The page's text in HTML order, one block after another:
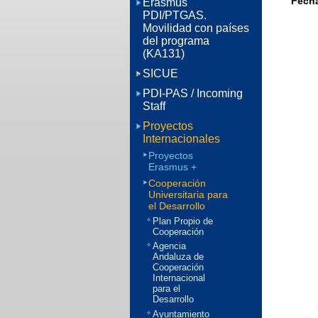
Erasmus
PDI/PTGAS.
Movilidad con países
del programa
(KA131)
SICUE
PDI-PAS / Incoming
Staff
Proyectos
Internacionales
Proyectos
Erasmus +
Cooperación
Universitaria para
el Desarrollo
Plan Propio de
Cooperación
Agencia
Andaluza de
Cooperación
Internacional
para el
Desarrollo
Ayuntamiento